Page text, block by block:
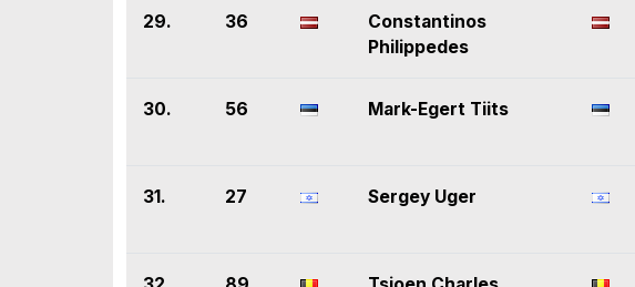
29. 36
Constantinos
Philippedes
30. 56 Mark-Egert Tiits
31. 27 Sergey Uger